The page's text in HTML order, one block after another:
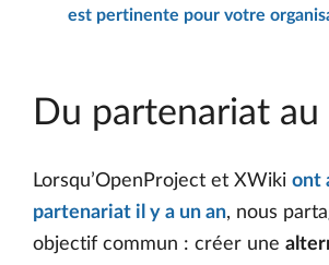
est pertinente pour votre
Du partenariat
Lorsqu’OpenProject et XWiki ont
partenariat il y a un an, nous
objectif commun : créer une